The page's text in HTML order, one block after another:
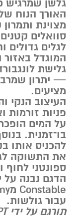
גלשן שמרגיש
האורך הנוח
מצוינת
סוואלים
לגלים גדולים
המוגדל
גלישת
— יתרון
מציעים.
העיצוב הנקי
פניות זורמות
על המים
בו־זמנית.
להכניס אותו
את התשוקה
ספונטני
הדגם נבנה על
Constable מ
עבור גולשות.
תורגם על ידי ChatGPT